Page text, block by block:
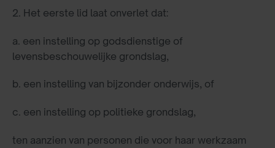
2. Het eerste lid laat onverlet dat:
a. een instelling op godsdienstige of
levensbeschouwelijke grondslag,
b. een instelling van bijzonder onderwijs, of
c. een instelling op politieke grondslag,
ten aanzien van personen die voor haar werkzaam